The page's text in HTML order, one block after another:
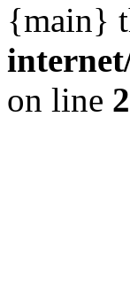
{main}
on line